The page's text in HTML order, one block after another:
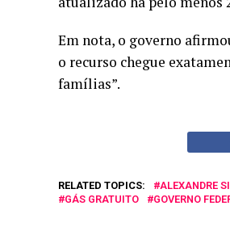
Em nota, o governo
o recurso chegue
famílias”.
RELATED TOPICS: ALEXANDRE
GÁS GRATUITO
GOVERNO